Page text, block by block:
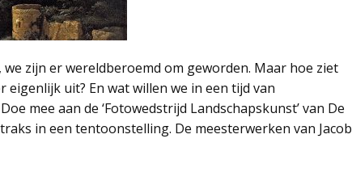
zijn er wereldberoemd om geworden. Maar hoe ziet
uit? En wat willen we in een tijd van
mee aan de ‘Fotowedstrijd Landschapskunst’ van De
in een tentoonstelling. De meesterwerken van Jacob